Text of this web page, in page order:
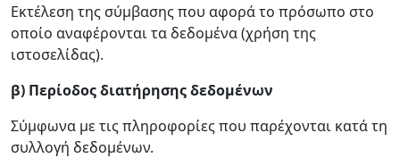
Εκτέλεση της σύμβασης που αφορά το πρόσωπο στο
οποίο αναφέρονται τα δεδομένα (χρήση της
ιστοσελίδας).
β) Περίοδος διατήρησης δεδομένων
Σύμφωνα με τις πληροφορίες που παρέχονται κατά τη
συλλογή δεδομένων.